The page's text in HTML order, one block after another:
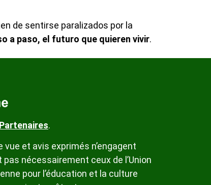
de sentirse paralizados por la
a paso, el futuro que quieren vivir.
Partenaires.
vue et avis exprimés n’engagent
nécessairement ceux de l’Union
pour l’éducation et la culture